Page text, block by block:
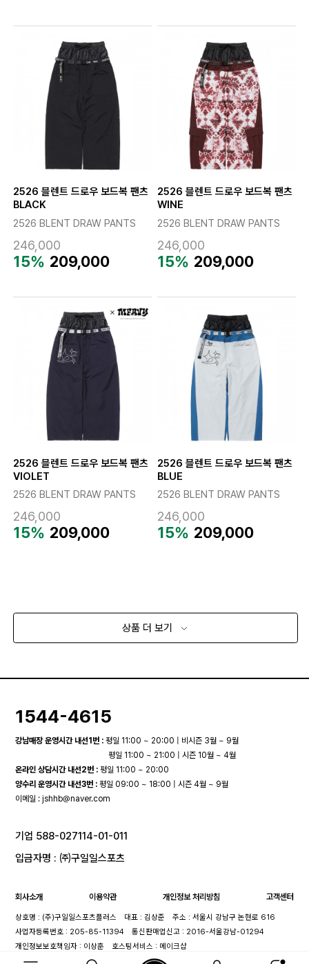
2526 블렌트 드로우 보드복 팬츠
BLACK
2526 BLENT DRAW PANTS
246,000
15% 209,000
2526 블렌트 드로우 보드복 팬츠
WINE
2526 BLENT DRAW PANTS
246,000
15% 209,000
2526 블렌트 드로우 보드복 팬츠
VIOLET
2526 BLENT DRAW PANTS
246,000
15% 209,000
2526 블렌트 드로우 보드복 팬츠
BLUE
2526 BLENT DRAW PANTS
246,000
15% 209,000
상품 더 보기
1544-4615
강남매장 운영시간 내선1번 : 평일 11:00 ~ 20:00 | 비시즌 3월 ~ 9월
평일 11:00 ~ 21:00 | 시즌 10월 ~ 4월
온라인 상담시간 내선2번 : 평일 11:00 ~ 20:00
양수리 운영시간 내선3번 : 평일 09:00 ~ 18:00 | 시즌 4월 ~ 9월
이메일 :jshhb@naver.com
기업 588-027114-01-011
입금자명 : ㈜구일일스포츠
회사소개 이용약관 개인정보 처리방침 고객센터
상호명 : (주)구일일스포츠플러스 대표 : 김상준
주소 : 서울시 강남구 논현로 616
사업자등록번호 : 205-85-11394
통신판매업신고 : 2016-서울강남-01294
개인정보보호책임자 : 이상훈
호스팅서비스 : 메이크샵